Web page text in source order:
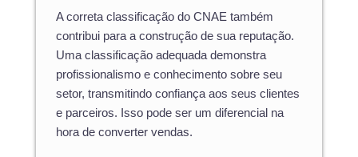
A correta classificação do CNAE também
contribui para a construção de sua reputação.
Uma classificação adequada demonstra
profissionalismo e conhecimento sobre seu
setor, transmitindo confiança aos seus clientes
e parceiros. Isso pode ser um diferencial na
hora de converter vendas.